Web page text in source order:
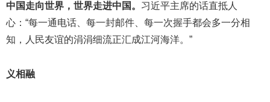
中国走向世界，世界走进中国。 习近平主席的话直抵人
心：“每一通电话、每一封邮件、每一次握手都会多一分相
知，人民友谊的涓涓细流正汇成江河海洋。”
义相融